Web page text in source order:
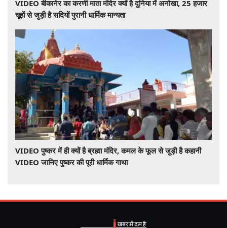
VIDEO बीकानेर का करणी माता मंदिर क्यों है दुनिया में अनोखा, 25 हजार
चूहों से जुड़ी है सदियों पुरानी धार्मिक मान्यता
VIDEO पुष्कर में ही क्यों है ब्रह्मा मंदिर, कमल के फूल से जुड़ी है कहानी
VIDEO जानिए पुष्कर की पूरी धार्मिक गाथा